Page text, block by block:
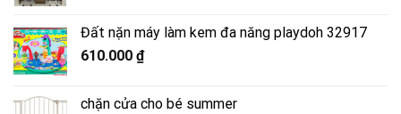
3.500.000 ₫.là:
Đất nặn máy làm kem đa năng playdoh 32917
610.000 ₫
chặn cửa cho bé summer